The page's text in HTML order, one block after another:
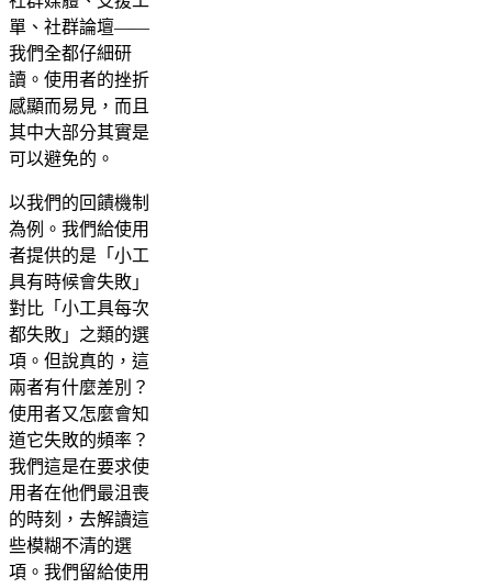
單、社群論壇——
我們全都仔細研
讀。使用者的挫折
感顯而易見，而且
其中大部分其實是
可以避免的。
以我們的回饋機制
為例。我們給使用
者提供的是「小工
具有時候會失敗」
對比「小工具每次
都失敗」之類的選
項。但說真的，這
兩者有什麼差別？
使用者又怎麼會知
道它失敗的頻率？
我們這是在要求使
用者在他們最沮喪
的時刻，去解讀這
些模糊不清的選
項。我們留給使用